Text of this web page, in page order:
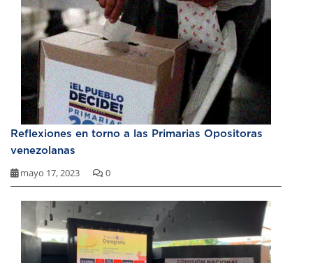
Reflexiones en torno a las Primarias Opositoras
venezolanas
mayo 17, 2023 0